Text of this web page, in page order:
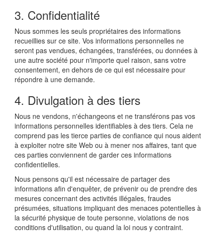
3. Confidentialité
Nous sommes les seuls propriétaires des informations
recueillies sur ce site. Vos informations personnelles ne
seront pas vendues, échangées, transférées, ou données à
une autre société pour n'importe quel raison, sans votre
consentement, en dehors de ce qui est nécessaire pour
répondre à une demande.
4. Divulgation à des tiers
Nous ne vendons, n'échangeons et ne transférons pas vos
informations personnelles identifiables à des tiers. Cela ne
comprend pas les tierce parties de confiance qui nous aident
à exploiter notre site Web ou à mener nos affaires, tant que
ces parties conviennent de garder ces informations
confidentielles.
Nous pensons qu'il est nécessaire de partager des
informations afin d'enquêter, de prévenir ou de prendre des
mesures concernant des activités illégales, fraudes
présumées, situations impliquant des menaces potentielles à
la sécurité physique de toute personne, violations de nos
conditions d'utilisation, ou quand la loi nous y contraint.